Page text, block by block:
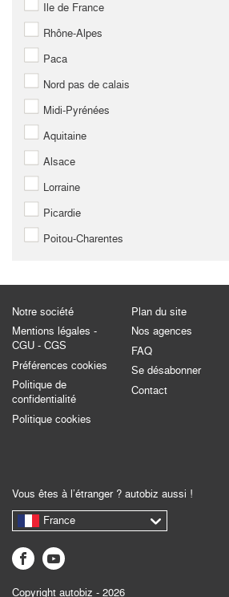
Ile de France
Rhône-Alpes
Paca
Nord pas de calais
Midi-Pyrénées
Aquitaine
Alsace
Lorraine
Picardie
Poitou-Charentes
Notre société
Mentions légales -
CGU - CGS
Préférences cookies
Politique de
confidentialité
Politique cookies
Plan du site
Nos agences
FAQ
Se désabonner
Contact
Vous êtes à l’étranger ? autobiz aussi !
France
Copyright autobiz - 2026